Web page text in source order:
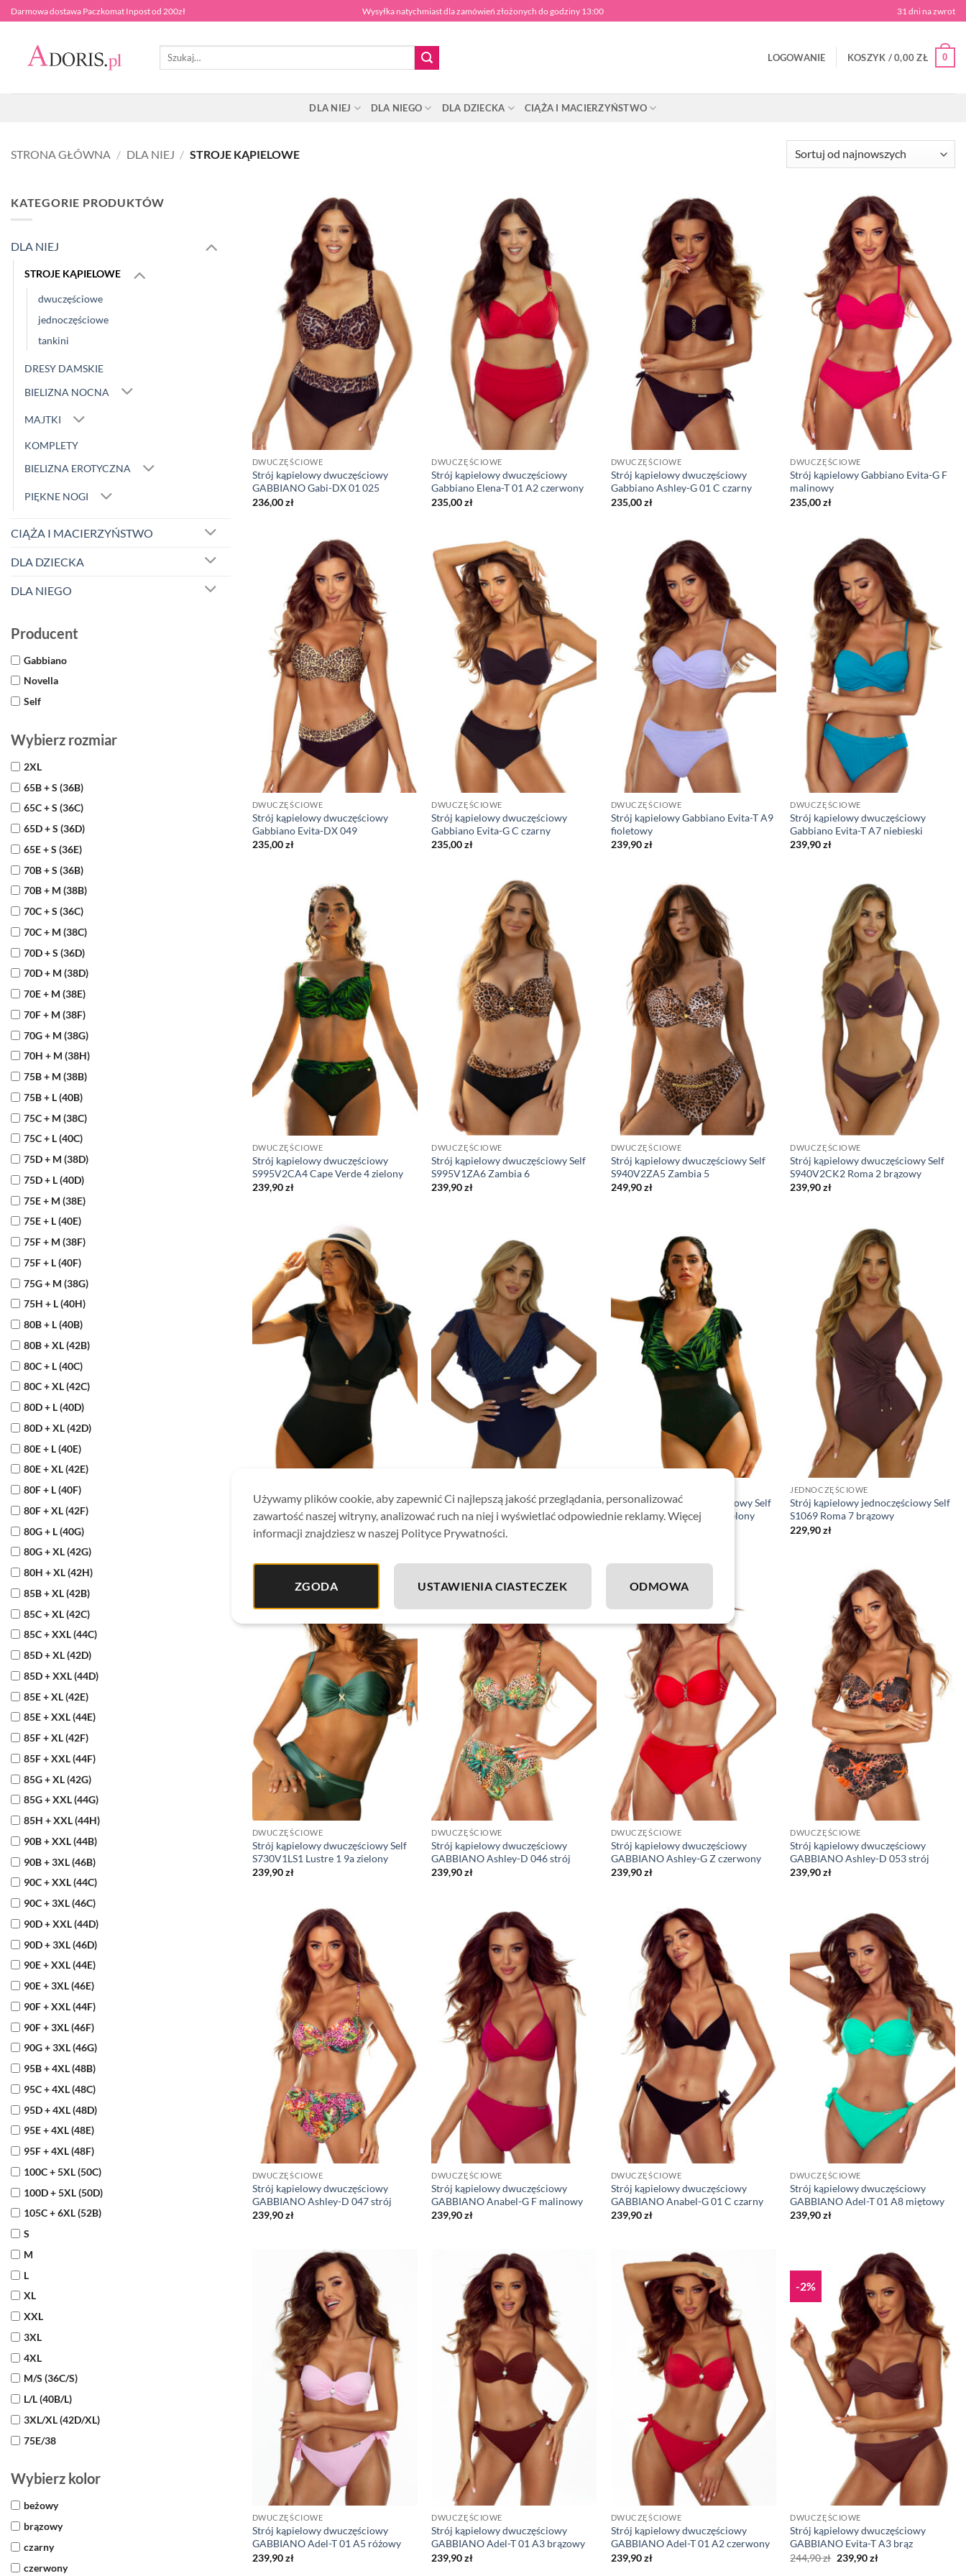
Przewiń
do
zawartości
Darmowa dostawa Paczkomat Inpost od 200zł Wysyłka natychmiast dla zamówień złożonych do godziny 13:00 31 dni na zwrot
Szukaj:
LOGOWANIE KOSZYK /0,00ZŁ 0
DLA NIEJ DLA NIEGO DLA DZIECKA CIĄŻA I MACIERZYŃSTWO
STRONA GŁÓWNA / DLA NIEJ / STROJE KĄPIELOWE
KATEGORIE PRODUKTÓW
DLA NIEJ
STROJE KĄPIELOWE
dwuczęściowe
jednoczęściowe
tankini
DRESY DAMSKIE
BIELIZNA NOCNA
MAJTKI
KOMPLETY
BIELIZNA EROTYCZNA
PIĘKNE NOGI
CIĄŻA I MACIERZYŃSTWO
DLA DZIECKA
DLA NIEGO
Producent
Gabbiano
Novella
Self
Wybierz rozmiar
2XL
65B + S (36B)
65C + S (36C)
65D + S (36D)
65E + S (36E)
70B + S (36B)
70B + M (38B)
70C + S (36C)
70C + M (38C)
70D + S (36D)
70D + M (38D)
70E + M (38E)
70F + M (38F)
70G + M (38G)
70H + M (38H)
75B + M (38B)
75B + L (40B)
75C + M (38C)
75C + L (40C)
75D + M (38D)
75D + L (40D)
75E + M (38E)
75E + L (40E)
75F + M (38F)
75F + L (40F)
75G + M (38G)
75H + L (40H)
80B + L (40B)
80B + XL (42B)
80C + L (40C)
80C + XL (42C)
80D + L (40D)
80D + XL (42D)
80E + L (40E)
80E + XL (42E)
80F + L (40F)
80F + XL (42F)
80G + L (40G)
80G + XL (42G)
80H + XL (42H)
85B + XL (42B)
85C + XL (42C)
85C + XXL (44C)
85D + XL (42D)
85D + XXL (44D)
85E + XL (42E)
85E + XXL (44E)
85F + XL (42F)
85F + XXL (44F)
85G + XL (42G)
85G + XXL (44G)
85H + XXL (44H)
90B + XXL (44B)
90B + 3XL (46B)
90C + XXL (44C)
90C + 3XL (46C)
90D + XXL (44D)
90D + 3XL (46D)
90E + XXL (44E)
90E + 3XL (46E)
90F + XXL (44F)
90F + 3XL (46F)
90G + 3XL (46G)
95B + 4XL (48B)
95C + 4XL (48C)
95D + 4XL (48D)
95E + 4XL (48E)
95F + 4XL (48F)
100C + 5XL (50C)
100D + 5XL (50D)
105C + 6XL (52B)
S
M
L
XL
XXL
3XL
4XL
M/S (36C/S)
L/L (40B/L)
3XL/XL (42D/XL)
75E/38
Wybierz kolor
beżowy
brązowy
czarny
czerwony
DWUCZĘŚCIOWE
Strój kąpielowy dwuczęściowy
GABBIANO Gabi-DX 01 025
236,00zł
DWUCZĘŚCIOWE
Strój kąpielowy dwuczęściowy
Gabbiano Elena-T 01 A2 czerwony
235,00zł
DWUCZĘŚCIOWE
Strój kąpielowy dwuczęściowy
Gabbiano Ashley-G 01 C czarny
235,00zł
DWUCZĘŚCIOWE
Strój kąpielowy Gabbiano Evita-G F
malinowy
235,00zł
DWUCZĘŚCIOWE
Strój kąpielowy dwuczęściowy
Gabbiano Evita-DX 049
235,00zł
DWUCZĘŚCIOWE
Strój kąpielowy dwuczęściowy
Gabbiano Evita-G C czarny
235,00zł
DWUCZĘŚCIOWE
Strój kąpielowy Gabbiano Evita-T A9
fioletowy
239,90zł
DWUCZĘŚCIOWE
Strój kąpielowy dwuczęściowy
Gabbiano Evita-T A7 niebieski
239,90zł
DWUCZĘŚCIOWE
Strój kąpielowy dwuczęściowy
S995V2CA4 Cape Verde 4 zielony
239,90zł
DWUCZĘŚCIOWE
Strój kąpielowy dwuczęściowy Self
S995V1ZA6 Zambia 6
239,90zł
DWUCZĘŚCIOWE
Strój kąpielowy dwuczęściowy Self
S940V2ZA5 Zambia 5
249,90zł
DWUCZĘŚCIOWE
Strój kąpielowy dwuczęściowy Self
S940V2CK2 Roma 2 brązowy
239,90zł
Strój kąpielowy jednoczęściowy Self
S1086SY4 Classy 4 czarny
219,90zł
Strój kąpielowy jednoczęściowy Self
S1086CV4 Costa Brava 4 granatowy
239,90zł
Strój kąpielowy jednoczęściowy Self
S1086CA7 Cape Verde 7 zielony
JEDNOCZĘŚCIOWE
Strój kąpielowy jednoczęściowy Self
S1069 Roma 7 brązowy
229,90zł
DWUCZĘŚCIOWE
Strój kąpielowy dwuczęściowy Self
S730V1LS1 Lustre 1 9a zielony
239,90zł
DWUCZĘŚCIOWE
Strój kąpielowy dwuczęściowy
GABBIANO Ashley-D 046 strój
239,90zł
DWUCZĘŚCIOWE
Strój kąpielowy dwuczęściowy
GABBIANO Ashley-G Z czerwony
239,90zł
DWUCZĘŚCIOWE
Strój kąpielowy dwuczęściowy
GABBIANO Ashley-D 053 strój
239,90zł
DWUCZĘŚCIOWE
Strój kąpielowy dwuczęściowy
GABBIANO Ashley-D 047 strój
239,90zł
DWUCZĘŚCIOWE
Strój kąpielowy dwuczęściowy
GABBIANO Anabel-G F malinowy
239,90zł
DWUCZĘŚCIOWE
Strój kąpielowy dwuczęściowy
GABBIANO Anabel-G 01 C czarny
239,90zł
DWUCZĘŚCIOWE
Strój kąpielowy dwuczęściowy
GABBIANO Adel-T 01 A8 miętowy
239,90zł
DWUCZĘŚCIOWE
Strój kąpielowy dwuczęściowy
GABBIANO Adel-T 01 A5 różowy
239,90zł
DWUCZĘŚCIOWE
Strój kąpielowy dwuczęściowy
GABBIANO Adel-T 01 A3 brązowy
239,90zł
DWUCZĘŚCIOWE
Strój kąpielowy dwuczęściowy
GABBIANO Adel-T 01 A2 czerwony
239,90zł
-2%
DWUCZĘŚCIOWE
Strój kąpielowy dwuczęściowy
GABBIANO Evita-T A3 brąz
244,90zł Pierwotna
cena
239,90złAktualna
Używamy plików cookie, aby zapewnić Ci najlepszą jakość przeglądania, personalizować
zawartość naszej witryny, analizować ruch na niej i wyświetlać odpowiednie reklamy. Więcej
informacji znajdziesz w naszej Polityce Prywatności.
ZGODA USTAWIENIA CIASTECZEK ODMOWA